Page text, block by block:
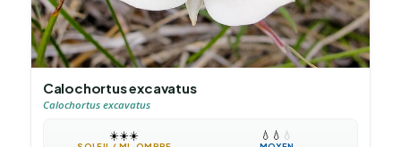
Calochortus excavatus
Calochortus excavatus
☀️☀️☀️ 💧 💧 💧